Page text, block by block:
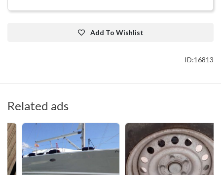
Add To Wishlist
ID:16813
Related ads